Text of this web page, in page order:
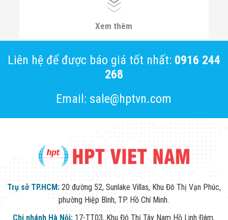
Máy
Xưởng -
Liên Hệ
✔️ Thường xuyên cập nhật thông tin về sản phẩm
Xem thêm
Liên hệ để được báo giá tốt nhất: 0916 244
268
Email: sale@hptvn.com
Trụ sở TP.HCM: 20 đường 52, Sunlake Villas, Khu Đô Thị Vạn Phúc,
phường Hiệp Bình, TP. Hồ Chí Minh.
Chi nhánh Hà Nội: 17-TT03, Khu Đô Thị Tây Nam Hồ Linh Đàm,